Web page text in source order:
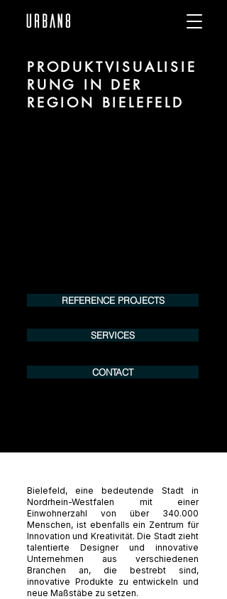
PRODUKTVISUALISIE
RUNG IN DER
REGION BIELEFELD
REFERENCE PROJECTS
SERVICES
CONTACT
Bielefeld, eine bedeutende Stadt in
Nordrhein-Westfalen mit einer
Einwohnerzahl von über 340.000
Menschen, ist ebenfalls ein Zentrum für
Innovation und Kreativität. Die Stadt zieht
talentierte Designer und innovative
Unternehmen aus verschiedenen
Branchen an, die bestrebt sind,
innovative Produkte zu entwickeln und
neue Maßstäbe zu setzen.